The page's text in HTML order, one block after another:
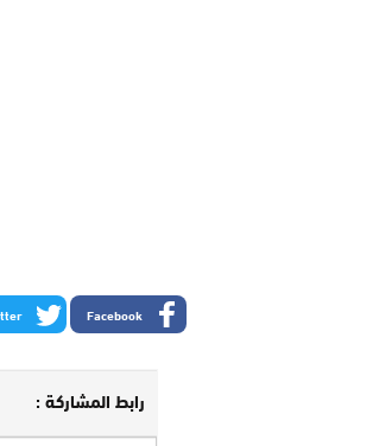
Facebook
رابط المشاركة :